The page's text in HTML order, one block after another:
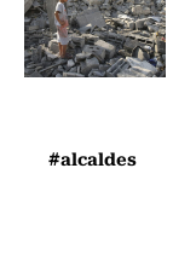
#alcaldes